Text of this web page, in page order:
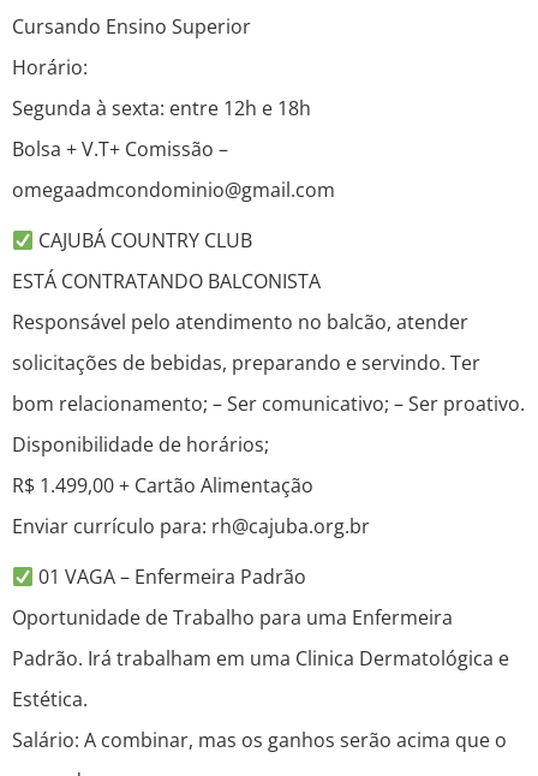
Cursando Ensino Superior
Horário:
Segunda à sexta: entre 12h e 18h
Bolsa + V.T+ Comissão –
omegaadmcondominio@gmail.com
CAJUBÁ COUNTRY CLUB
ESTÁ CONTRATANDO BALCONISTA
Responsável pelo atendimento no balcão, atender
solicitações de bebidas, preparando e servindo. Ter
bom relacionamento; – Ser comunicativo; – Ser proativo.
Disponibilidade de horários;
R$ 1.499,00 + Cartão Alimentação
Enviar currículo para: rh@cajuba.org.br
01 VAGA – Enfermeira Padrão
Oportunidade de Trabalho para uma Enfermeira
Padrão. Irá trabalham em uma Clinica Dermatológica e
Estética.
Salário: A combinar, mas os ganhos serão acima que o